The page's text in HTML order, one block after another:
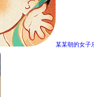
某某朝的女子